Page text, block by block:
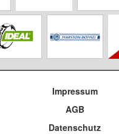
Impressum
AGB
Datenschutz